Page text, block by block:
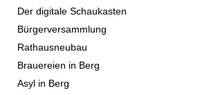
Der digitale Schaukasten
Bürgerversammlung
Rathausneubau
Brauereien in Berg
Asyl in Berg